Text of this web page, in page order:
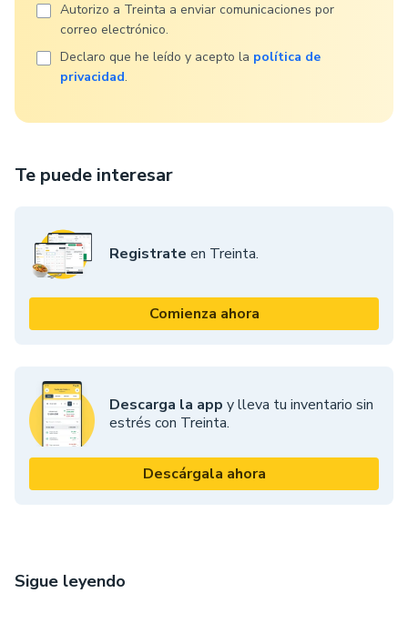
Te puede interesar
Registrate en Treinta.
Comienza ahora
Descarga la app y lleva tu inventario sin
estrés con Treinta.
Descárgala ahora
Autorizo ​​a Treinta a enviar comunicaciones por
correo electrónico.
Declaro que he leído y acepto la política de
privacidad.
Sigue leyendo